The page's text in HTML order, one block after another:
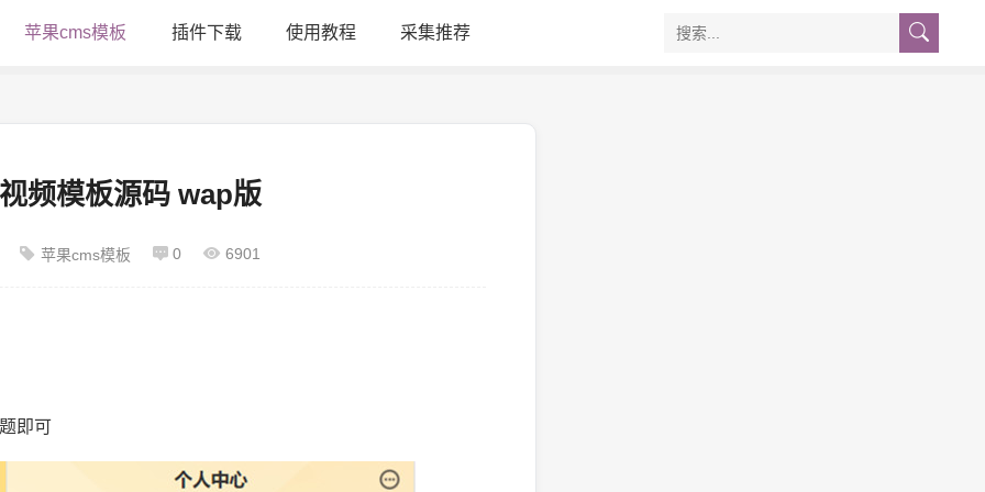
苹果cms模板 插件下载 使用教程 采集推荐
频模板源码 wap版
苹果cms模板 0 6901
即可